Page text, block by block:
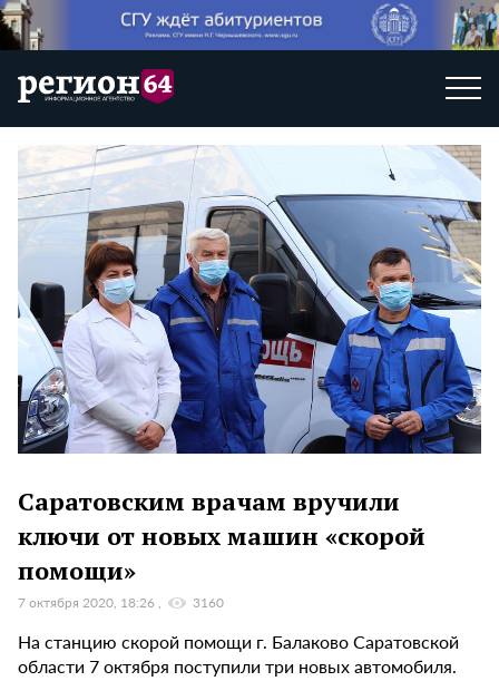
Саратовским врачам вручили
ключи от новых машин «скорой
помощи»
7 октября 2020, 18:26 3160
На станцию скорой помощи г. Балаково Саратовской
области 7 октября поступили три новых автомобиля.